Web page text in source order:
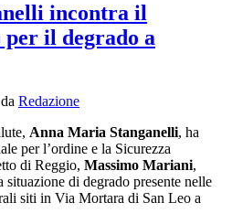
incontra il
il degrado a
da Redazione
Anna Maria Stanganelli, ha
per l’ordine e la Sicurezza
di Reggio, Massimo Mariani,
di degrado presente nelle
siti in Via Mortara di San Leo a